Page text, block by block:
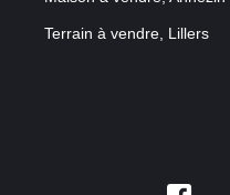
Terrain à vendre, Lillers